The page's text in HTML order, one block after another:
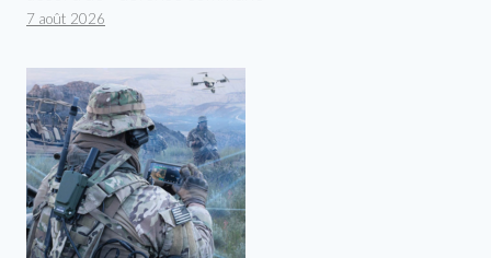
7 août 2026